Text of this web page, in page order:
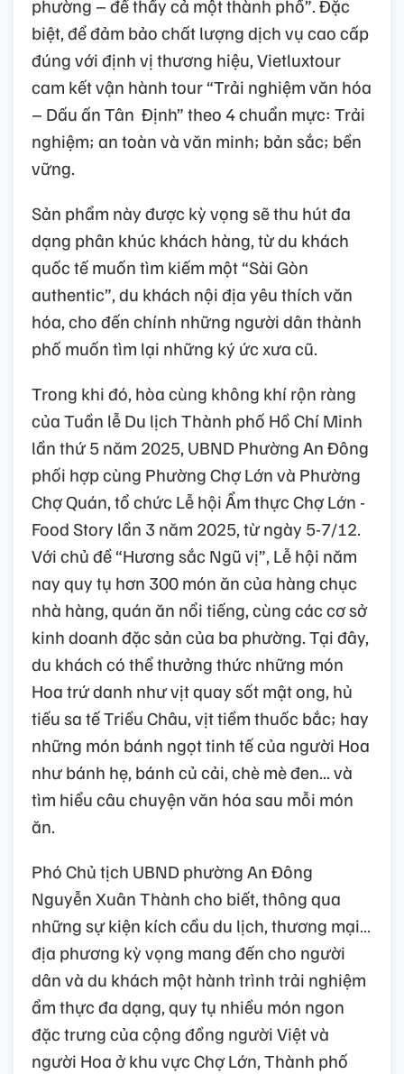
phường – để thấy cả một thành phố”. Đặc
biệt, để đảm bảo chất lượng dịch vụ cao cấp
đúng với định vị thương hiệu, Vietluxtour
cam kết vận hành tour “Trải nghiệm văn hóa
– Dấu ấn Tân Định” theo 4 chuẩn mực: Trải
nghiệm; an toàn và văn minh; bản sắc; bền
vững.
Sản phẩm này được kỳ vọng sẽ thu hút đa
dạng phân khúc khách hàng, từ du khách
quốc tế muốn tìm kiếm một “Sài Gòn
authentic”, du khách nội địa yêu thích văn
hóa, cho đến chính những người dân thành
phố muốn tìm lại những ký ức xưa cũ.
Trong khi đó, hòa cùng không khí rộn ràng
của Tuần lễ Du lịch Thành phố Hồ Chí Minh
lần thứ 5 năm 2025, UBND Phường An Đông
phối hợp cùng Phường Chợ Lớn và Phường
Chợ Quán, tổ chức Lễ hội Ẩm thực Chợ Lớn -
Food Story lần 3 năm 2025, từ ngày 5-7/12.
Với chủ đề “Hương sắc Ngũ vị”, Lễ hội năm
nay quy tụ hơn 300 món ăn của hàng chục
nhà hàng, quán ăn nổi tiếng, cùng các cơ sở
kinh doanh đặc sản của ba phường. Tại đây,
du khách có thể thưởng thức những món
Hoa trứ danh như vịt quay sốt mật ong, hủ
tiếu sa tế Triều Châu, vịt tiềm thuốc bắc; hay
những món bánh ngọt tinh tế của người Hoa
như bánh hẹ, bánh củ cải, chè mè đen... và
tìm hiểu câu chuyện văn hóa sau mỗi món
ăn.
Phó Chủ tịch UBND phường An Đông
Nguyễn Xuân Thành cho biết, thông qua
những sự kiện kích cầu du lịch, thương mại…
địa phương kỳ vọng mang đến cho người
dân và du khách một hành trình trải nghiệm
ẩm thực đa dạng, quy tụ nhiều món ngon
đặc trưng của cộng đồng người Việt và
người Hoa ở khu vực Chợ Lớn, Thành phố